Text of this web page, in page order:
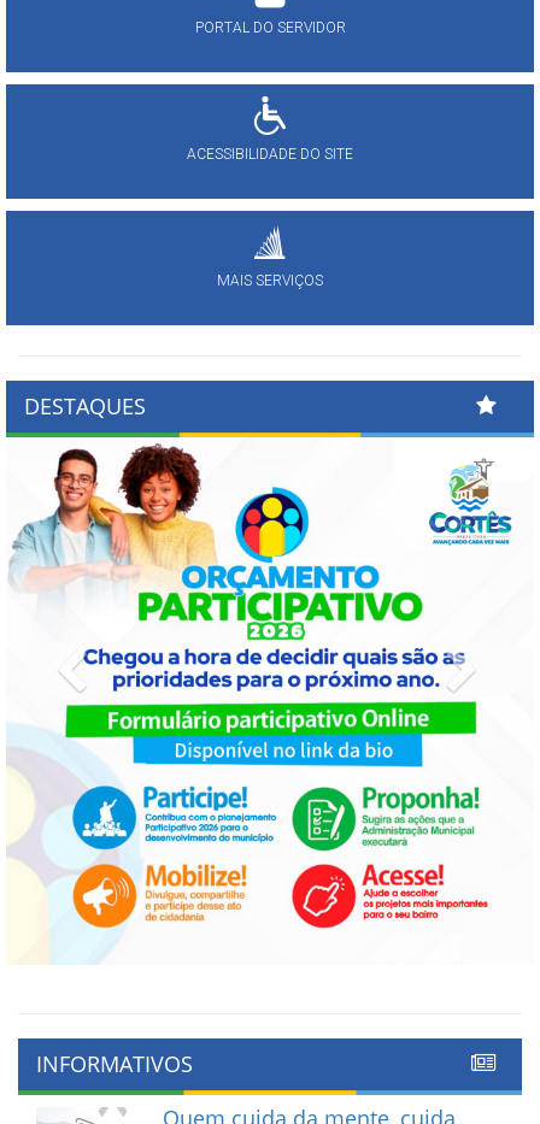
PORTAL DO SERVIDOR
ACESSIBILIDADE DO SITE
MAIS SERVIÇOS
DESTAQUES
Previous
INFORMATIVOS